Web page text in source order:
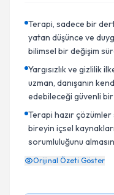
Terapi, sadece bir
yatan düşünce ve
bilimsel bir değişim
Yargısızlık ve gizlilik
uzman, danışanın
edebileceği güvenli
Terapi hazır
bireyin içsel
sorumluluğunu
Orijinal Özeti Göster